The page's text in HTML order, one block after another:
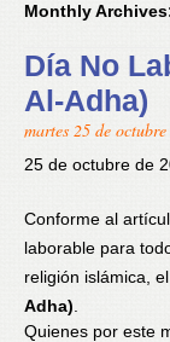
Monthly
Día No
Al-Adha)
martes 25 de
25 de octubre de
Conforme al
laborable para
religión islámica,
Adha)
Quienes por este